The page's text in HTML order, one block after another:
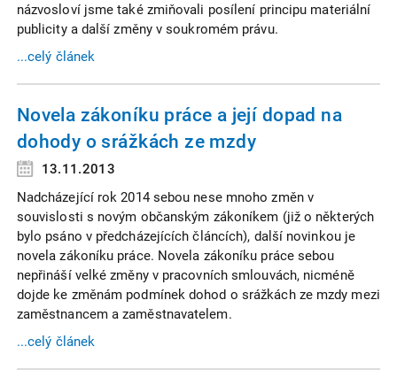
názvosloví jsme také zmiňovali posílení principu materiální
publicity a další změny v soukromém právu.
...celý článek
Novela zákoníku práce a její dopad na
dohody o srážkách ze mzdy
13.11.2013
Nadcházející rok 2014 sebou nese mnoho změn v
souvislosti s novým občanským zákoníkem (již o některých
bylo psáno v předcházejících článcích), další novinkou je
novela zákoníku práce. Novela zákoníku práce sebou
nepřináší velké změny v pracovních smlouvách, nicméně
dojde ke změnám podmínek dohod o srážkách ze mzdy mezi
zaměstnancem a zaměstnavatelem.
...celý článek